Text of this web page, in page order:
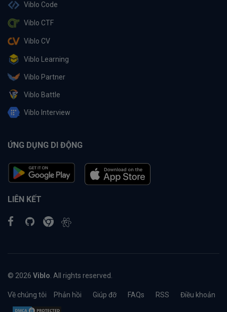
Viblo Code
Viblo CTF
Viblo CV
Viblo Learning
Viblo Partner
Viblo Battle
Viblo Interview
ỨNG DỤNG DI ĐỘNG
LIÊN KẾT
© 2026 Viblo . All rights reserved.
Về chúng tôi Phản hồi Giúp đỡ FAQs RSS Điều khoản